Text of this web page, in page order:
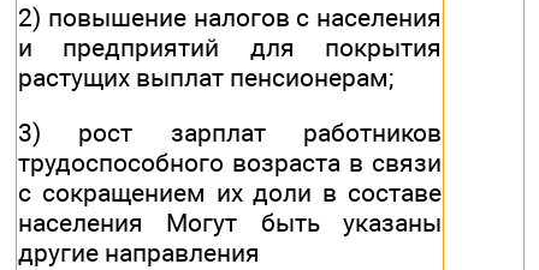
2) повышение налогов с населения
и предприятий для покрытия
растущих выплат пенсионерам;
3) рост зарплат работников
трудоспособного возраста в связи
с сокращением их доли в составе
населения Могут быть указаны
другие направления